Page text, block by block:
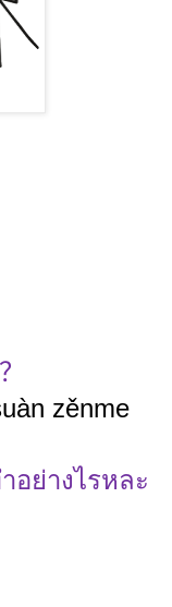
zěnme
อย่างไรหละ